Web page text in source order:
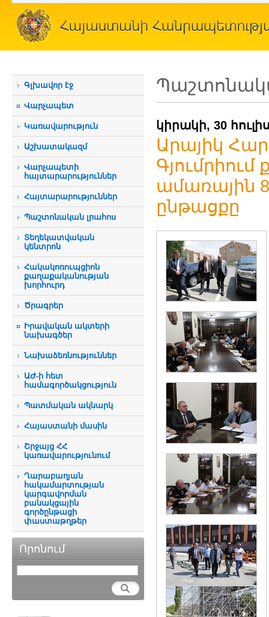
Գլխավոր էջ
Վարչապետ
Կառավարություն
Աշխատակազմ
Վարչապետի
հայտարարություններ
Հայտարարություններ
Պաշտոնական լրահոս
Տեղեկատվական
կենտրոն
Հակակոռուպցիոն
քաղաքականության
խորհուրդ
Ծրագրեր
Իրավական ակտերի
նախագծեր
Նախաձեռնություններ
ԱԺ-ի հետ
համագործակցություն
Պատմական ակնարկ
Հայաստանի մասին
Շրջայց ՀՀ
կառավարությունում
Ղարաբաղյան
հակամարտության
կարգավորման
բանակցային
գործընթացի
փաստաթղթեր
Որոնում
կիրակի, 30
Արայիկ
ամառային
ընթացքը